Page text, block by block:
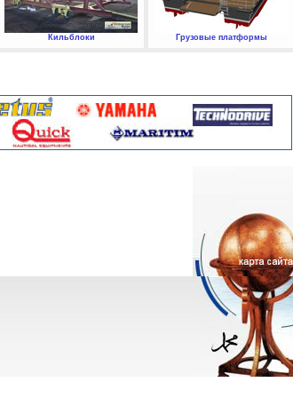
Кильблоки Грузовые платформы